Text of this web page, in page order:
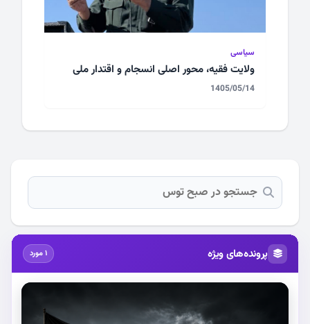
سیاسی
ولایت فقیه، محور اصلی انسجام و اقتدار ملی
1405/05/14
پرونده‌های ویژه 1 مورد